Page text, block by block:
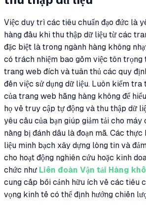
Việc duy trì các tiêu chuẩn đạo đức là
hàng đầu khi thu thập dữ liệu từ các
đặc biệt là trong ngành hàng không
có trách nhiệm bao gồm việc tôn trọng
trang web đích và tuân thủ các quy
đến việc sử dụng dữ liệu. Luôn kiểm tra
của trang web hãng hàng không để
họ về truy cập tự động và thu thập dữ
yêu cầu của bạn giúp giảm tải cho máy
năng bị đánh dấu là đoạn mã. Các thực
liệu minh bạch xây dựng lòng tin và
cho hoạt động nghiên cứu hoặc kinh
chức như Liên đoàn Vận tải Hàng
cung cấp bối cảnh hữu ích về các tiêu
vọng kinh tế có thể định hướng chiến